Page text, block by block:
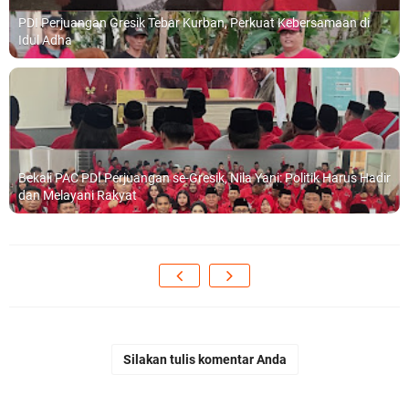
PDI Perjuangan Gresik Tebar Kurban, Perkuat Kebersamaan di
Idul Adha
Bekali PAC PDI Perjuangan se-Gresik, Nila Yani: Politik Harus Hadir
dan Melayani Rakyat
Silakan tulis komentar Anda